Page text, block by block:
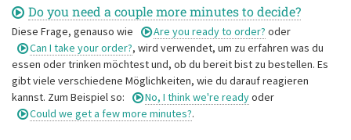
Do you need a couple more minutes to decide?
Diese Frage, genauso wie Are you ready to order? oder
Can I take your order?, wird verwendet, um zu erfahren was du
essen oder trinken möchtest und, ob du bereit bist zu bestellen. Es
gibt viele verschiedene Möglichkeiten, wie du darauf reagieren
kannst. Zum Beispiel so:
No, I think we're readyoder
Could we get a few more minutes?.